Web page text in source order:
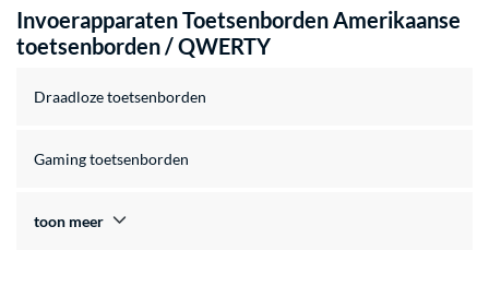
Invoerapparaten Toetsenborden Amerikaanse
toetsenborden / QWERTY
Draadloze toetsenborden
Gaming toetsenborden
toon meer